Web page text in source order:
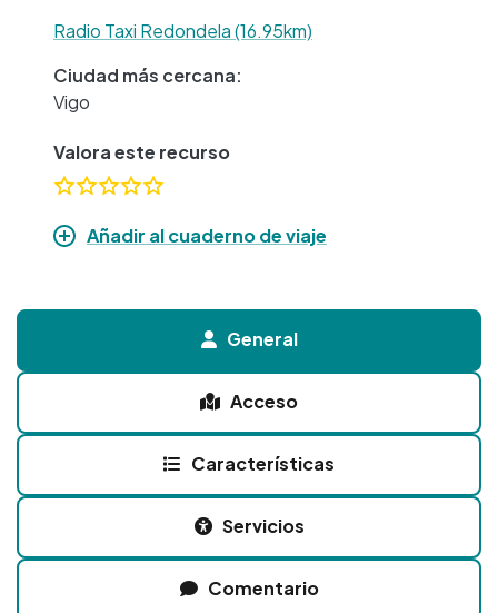
Radio Taxi Redondela (16.95km)
Ciudad más cercana:
Vigo
Valora este recurso
Añadir al cuaderno de viaje
General
Acceso
Características
Servicios
Comentario